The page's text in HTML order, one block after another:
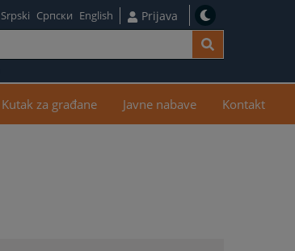
Srpski Српски English Prijava
Kutak za građane Javne nabave Kontakt